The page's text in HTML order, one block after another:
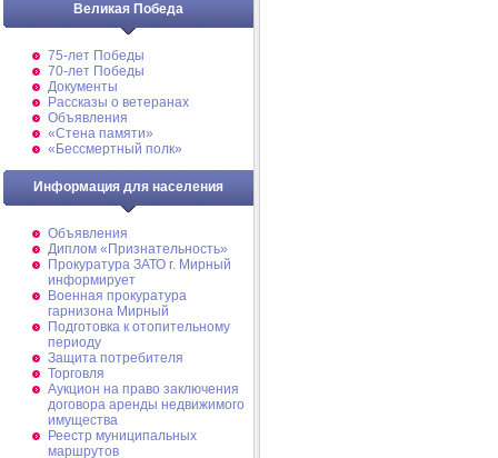
Великая Победа
75-лет Победы
70-лет Победы
Документы
Рассказы о ветеранах
Объявления
«Стена памяти»
«Бессмертный полк»
Информация для населения
Объявления
Диплом «Признательность»
Прокуратура ЗАТО г. Мирный
информирует
Военная прокуратура
гарнизона Мирный
Подготовка к отопительному
периоду
Защита потребителя
Торговля
Аукцион на право заключения
договора аренды недвижимого
имущества
Реестр муниципальных
маршрутов